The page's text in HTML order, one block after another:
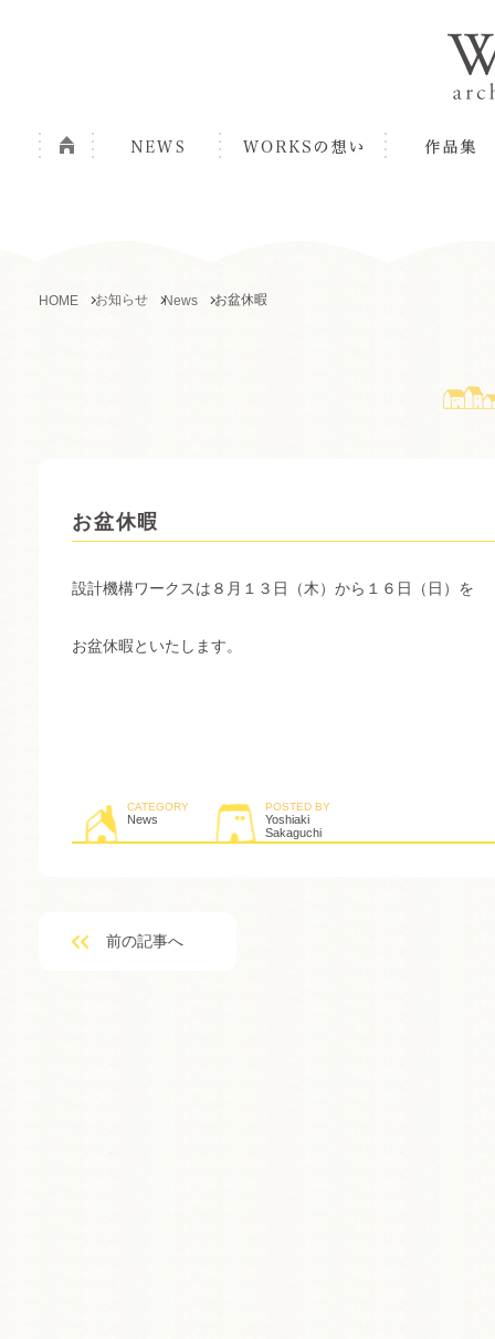
HOME お知らせ News お盆休暇
お盆休暇
設計機構ワークスは８月１３日（木）から１６日（日）を
お盆休暇といたします。
CATEGORY
News
POSTED BY
Yoshiaki
Sakaguchi
前の記事へ